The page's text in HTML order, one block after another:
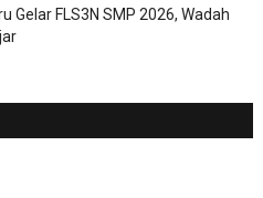
Gelar FLS3N SMP 2026, Wadah